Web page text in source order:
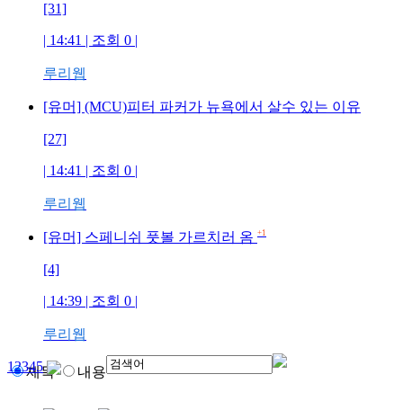
[31]
| 14:41 | 조회 0 |
루리웹
[유머] (MCU)피터 파커가 뉴욕에서 살수 있는 이유
[27]
| 14:41 | 조회 0 |
루리웹
[유머] 스페니쉬 풋볼 가르치러 옴 +1
[4]
| 14:39 | 조회 0 |
루리웹
12345
제목 내용